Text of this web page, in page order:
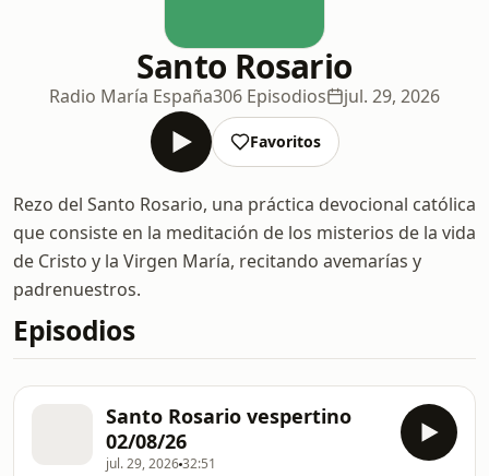
Santo Rosario
Radio María España306 Episodios jul. 29, 2026
Favoritos
Rezo del Santo Rosario, una práctica devocional católica
que consiste en la meditación de los misterios de la vida
de Cristo y la Virgen María, recitando avemarías y
padrenuestros.
Episodios
Santo Rosario vespertino
02/08/26
jul. 29, 202632:51